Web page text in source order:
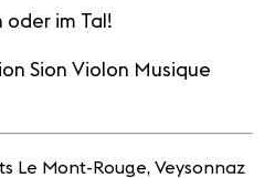
oder im Tal!
Sion Violon Musique
Le Mont-Rouge, Veysonnaz